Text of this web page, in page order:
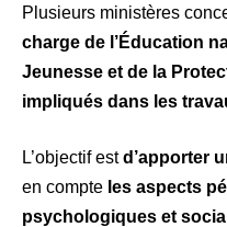
Plusieurs ministères
charge de l’Éducation
Jeunesse et de la
impliqués dans les
L’objectif estd’apporter
en compte les aspects
psychologiques et